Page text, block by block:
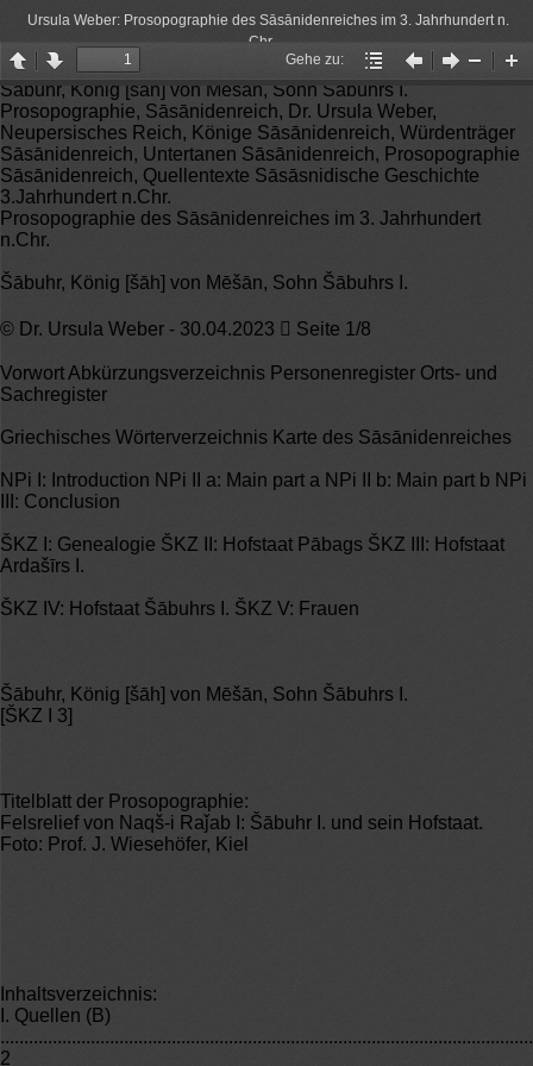
Ursula Weber: Prosopographie des Sāsānidenreiches im 3. Jahrhundert n.
Chr.
Page
up
Page
down
Zoom
Gehe zu:
Gehe
zu:
VorherigerNächster
Šābuhr, König [šāh] von Mēšān, Sohn Šābuhrs I.
Prosopographie, Sāsānidenreich, Dr. Ursula Weber,
Neupersisches Reich, Könige Sāsānidenreich, Würdenträger
Sāsānidenreich, Untertanen Sāsānidenreich, Prosopographie
Sāsānidenreich, Quellentexte Sāsāsnidische Geschichte
3.Jahrhundert n.Chr.
Prosopographie des Sāsānidenreiches im 3. Jahrhundert
n.Chr.
Šābuhr, König [šāh] von Mēšān, Sohn Šābuhrs I.
© Dr. Ursula Weber - 30.04.2023  Seite 1/8
Vorwort Abkürzungsverzeichnis Personenregister Orts- und
Sachregister
Griechisches Wörterverzeichnis Karte des Sāsānidenreiches
NPi I: Introduction NPi II a: Main part a NPi II b: Main part b NPi
III: Conclusion
ŠKZ I: Genealogie ŠKZ II: Hofstaat Pābags ŠKZ III: Hofstaat
Ardašīrs I.
ŠKZ IV: Hofstaat Šābuhrs I. ŠKZ V: Frauen
Šābuhr, König [šāh] von Mēšān, Sohn Šābuhrs I.
[ŠKZ I 3]
Titelblatt der Prosopographie:
Felsrelief von Naqš-i Raǰab I: Šābuhr I. und sein Hofstaat.
Foto: Prof. J. Wiesehöfer, Kiel
Inhaltsverzeichnis:
I. Quellen (B)
2